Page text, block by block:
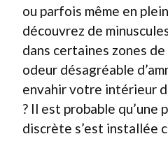
ou parfois même en
découvrez de
dans certaines zones
odeur désagréable
envahir votre intérieur
? Il est probable
discrète s’est installée